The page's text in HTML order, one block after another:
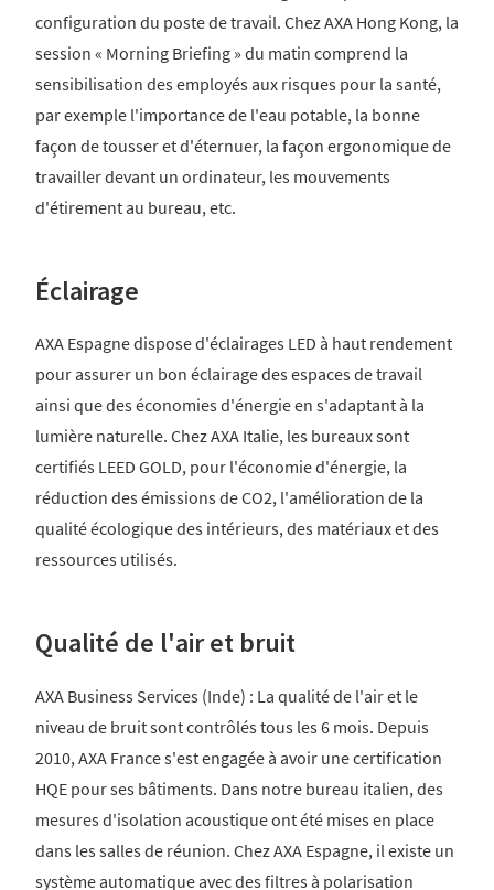
configuration du poste de travail. Chez AXA Hong Kong, la
session « Morning Briefing » du matin comprend la
sensibilisation des employés aux risques pour la santé,
par exemple l'importance de l'eau potable, la bonne
façon de tousser et d'éternuer, la façon ergonomique de
travailler devant un ordinateur, les mouvements
d'étirement au bureau, etc.
Éclairage
AXA Espagne dispose d'éclairages LED à haut rendement
pour assurer un bon éclairage des espaces de travail
ainsi que des économies d'énergie en s'adaptant à la
lumière naturelle. Chez AXA Italie, les bureaux sont
certifiés LEED GOLD, pour l'économie d'énergie, la
réduction des émissions de CO2, l'amélioration de la
qualité écologique des intérieurs, des matériaux et des
ressources utilisés.
Qualité de l'air et bruit
AXA Business Services (Inde) : La qualité de l'air et le
niveau de bruit sont contrôlés tous les 6 mois. Depuis
2010, AXA France s'est engagée à avoir une certification
HQE pour ses bâtiments. Dans notre bureau italien, des
mesures d'isolation acoustique ont été mises en place
dans les salles de réunion. Chez AXA Espagne, il existe un
système automatique avec des filtres à polarisation